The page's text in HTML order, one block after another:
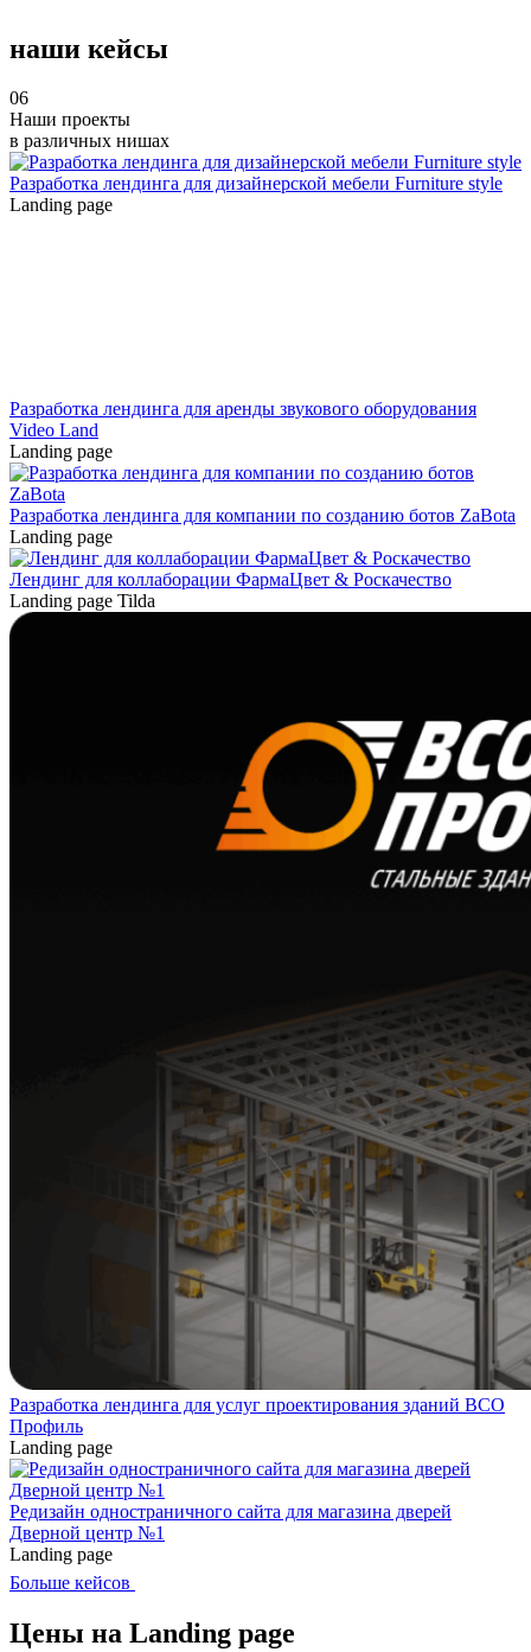
наши кейсы
06
Наши проекты
в различных нишах
Разработка лендинга для дизайнерской мебели Furniture style
Landing page
Разработка лендинга для аренды звукового оборудования
Video Land
Landing page
Разработка лендинга для компании по созданию ботов ZaBota
Landing page
Лендинг для коллаборации ФармаЦвет & Роскачество
Landing page Tilda
Разработка лендинга для услуг проектирования зданий ВСО
Профиль
Landing page
Редизайн одностраничного сайта для магазина дверей
Дверной центр №1
Landing page
Больше кейсов
Цены на Landing page